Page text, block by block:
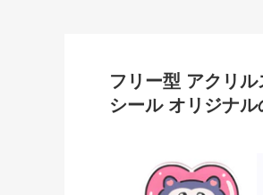
フリー型 アクリ
シール オリジナ